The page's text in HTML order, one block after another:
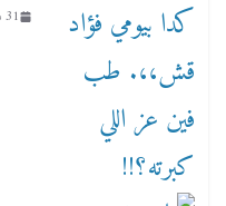
31 ديسمبر، 2023